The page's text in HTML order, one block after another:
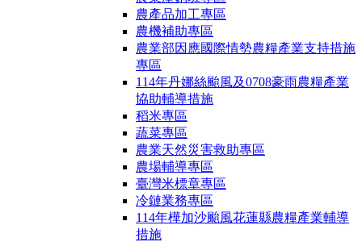
農產品加工專區
農機補助專區
農業部因應國際情勢農糧產業支持措施
專區
114年丹娜絲颱風及0708豪雨農糧產業
協助輔導措施
稻米專區
蔬菜專區
農業天然災害救助專區
農場輔導專區
臺灣米標章專區
冷鏈業務專區
114年樺加沙颱風花蓮縣農糧產業輔導
措施